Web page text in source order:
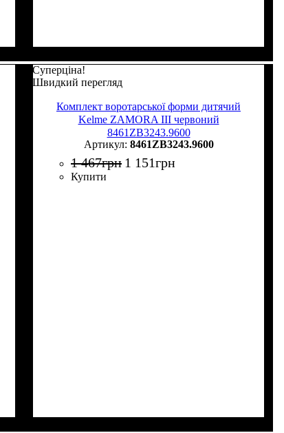
Суперціна!
Швидкий перегляд
Комплект воротарської форми дитячий
Kelme ZAMORA III червоний
8461ZB3243.9600
8461ZB3243.9600
1 467грн 1 151грн
Купити